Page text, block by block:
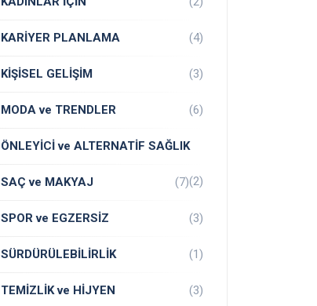
KARİYER PLANLAMA (4)
KİŞİSEL GELİŞİM (3)
MODA ve TRENDLER (6)
ÖNLEYİCİ ve ALTERNATİF SAĞLIK
(2)
SAÇ ve MAKYAJ (7)
SPOR ve EGZERSİZ (3)
SÜRDÜRÜLEBİLİRLİK (1)
TEMİZLİK ve HİJYEN (3)